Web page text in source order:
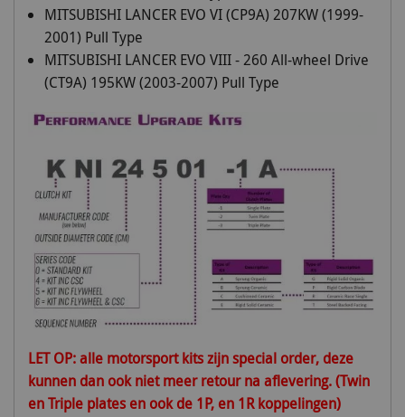
MITSUBISHI LANCER EVO VI (CP9A) 207KW (1999-
2001) Pull Type
MITSUBISHI LANCER EVO VIII - 260 All-wheel Drive
(CT9A) 195KW (2003-2007) Pull Type
LET OP: alle motorsport kits zijn special order, deze
kunnen dan ook niet meer retour na aflevering. (Twin
en Triple plates en ook de 1P, en 1R koppelingen)